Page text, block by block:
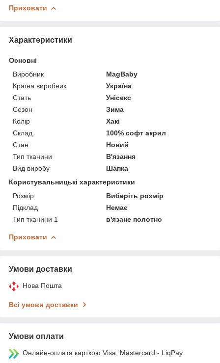
Приховати
Характеристики
Основні
Виробник
MagBaby
Країна виробник
Україна
Стать
Унісекс
Сезон
Зима
Колір
Хакі
Склад
100% софт акрил
Стан
Новий
Тип тканини
В'язання
Вид виробу
Шапка
Користувальницькі характеристики
Розмір
Виберіть розмір
Підклад
Немає
Тип тканини 1
в'язане полотно
Приховати
Умови доставки
Нова Пошта
Всі умови доставки
Умови оплати
Онлайн-оплата карткою Visa, Mastercard - LiqPay